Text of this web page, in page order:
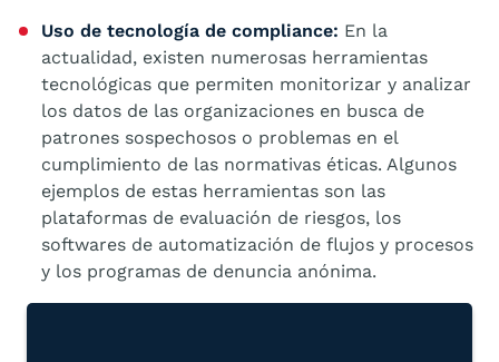
Uso de tecnología de compliance: En la
actualidad, existen numerosas herramientas
tecnológicas que permiten monitorizar y analizar
los datos de las organizaciones en busca de
patrones sospechosos o problemas en el
cumplimiento de las normativas éticas. Algunos
ejemplos de estas herramientas son las
plataformas de evaluación de riesgos, los
softwares de automatización de flujos y procesos
y los programas de denuncia anónima.